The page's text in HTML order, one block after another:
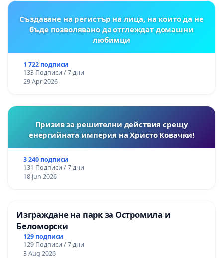
Създаване на регистър на лица, на които да не
бъде позволявано да отглеждат домашни
любимци
1 722 подписи
133 Подписи / 7 дни
29 Apr 2026
Призив за решителни действия срещу
енергийната империя на Христо Ковачки!
3 240 подписи
131 Подписи / 7 дни
18 Jun 2026
Изграждане на парк за Остромила и
Беломорски
129 подписи
129 Подписи / 7 дни
3 Aug 2026